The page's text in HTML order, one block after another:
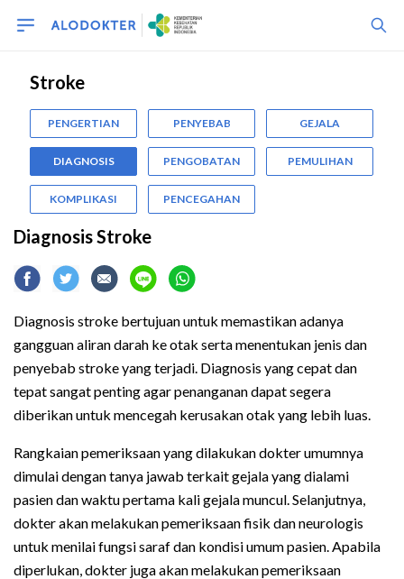
Stroke
PENGERTIAN PENYEBAB GEJALA
DIAGNOSIS PENGOBATAN PEMULIHAN
KOMPLIKASI PENCEGAHAN
Diagnosis Stroke
Diagnosis stroke bertujuan untuk memastikan adanya
gangguan aliran darah ke otak serta menentukan jenis dan
penyebab stroke yang terjadi. Diagnosis yang cepat dan
tepat sangat penting agar penanganan dapat segera
diberikan untuk mencegah kerusakan otak yang lebih luas.
Rangkaian pemeriksaan yang dilakukan dokter umumnya
dimulai dengan tanya jawab terkait gejala yang dialami
pasien dan waktu pertama kali gejala muncul. Selanjutnya,
dokter akan melakukan pemeriksaan fisik dan neurologis
untuk menilai fungsi saraf dan kondisi umum pasien. Apabila
diperlukan, dokter juga akan melakukan pemeriksaan